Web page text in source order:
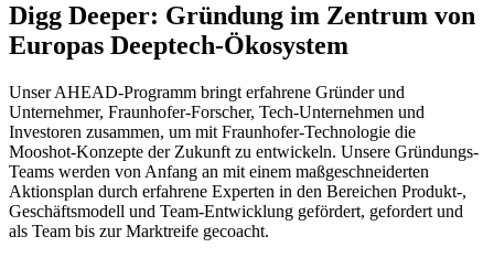
Digg Deeper: Gründung im Zentrum von
Europas Deeptech-Ökosystem
Unser AHEAD-Programm bringt erfahrene Gründer und
Unternehmer, Fraunhofer-Forscher, Tech-Unternehmen und
Investoren zusammen, um mit Fraunhofer-Technologie die
Mooshot-Konzepte der Zukunft zu entwickeln. Unsere Gründungs-
Teams werden von Anfang an mit einem maßgeschneiderten
Aktionsplan durch erfahrene Experten in den Bereichen Produkt-,
Geschäftsmodell und Team-Entwicklung gefördert, gefordert und
als Team bis zur Marktreife gecoacht.